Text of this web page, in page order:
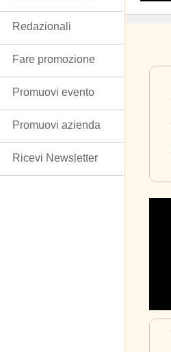
Redazionali
Fare promozione
Promuovi evento
Promuovi azienda
Ricevi Newsletter